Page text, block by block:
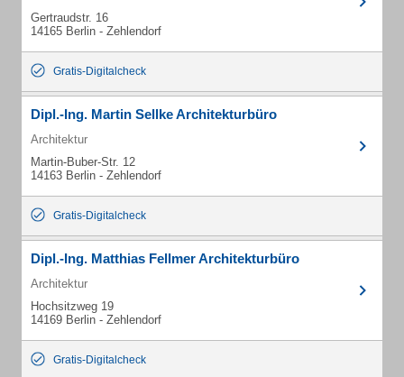
Gertraudstr. 16
14165 Berlin - Zehlendorf
Gratis-Digitalcheck
Dipl.-Ing. Martin Sellke Architekturbüro
Architektur
Martin-Buber-Str. 12
14163 Berlin - Zehlendorf
Gratis-Digitalcheck
Dipl.-Ing. Matthias Fellmer Architekturbüro
Architektur
Hochsitzweg 19
14169 Berlin - Zehlendorf
Gratis-Digitalcheck